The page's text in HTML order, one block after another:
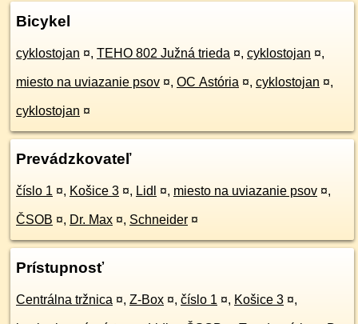
Bicykel
cyklostojan ¤, TEHO 802 Južná trieda ¤, cyklostojan ¤,
miesto na uviazanie psov ¤, OC Astória ¤, cyklostojan ¤,
cyklostojan ¤
Prevádzkovateľ
číslo 1 ¤, Košice 3 ¤, Lidl ¤, miesto na uviazanie psov ¤,
ČSOB ¤, Dr. Max ¤, Schneider ¤
Prístupnosť
Centrálna tržnica ¤, Z-Box ¤, číslo 1 ¤, Košice 3 ¤,